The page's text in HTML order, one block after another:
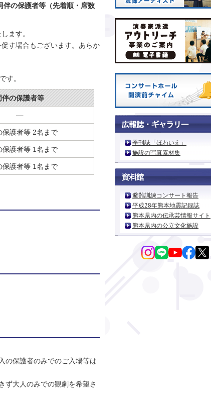
の保護者等（先着順・席数
ます。
す場合もございます。あらか
す。
伴の保護者等
—
保護者等 2名まで
保護者等 1名まで
保護者等 1名まで
の保護者のみでのご入場等は
ず大人のみでの観劇を希望さ
季刊誌「ほわいえ」
施設の写真素材集
避難訓練コンサート報告
平成28年熊本地震記録誌
熊本県内の伝承芸情報サイト
熊本県内の公立文化施設